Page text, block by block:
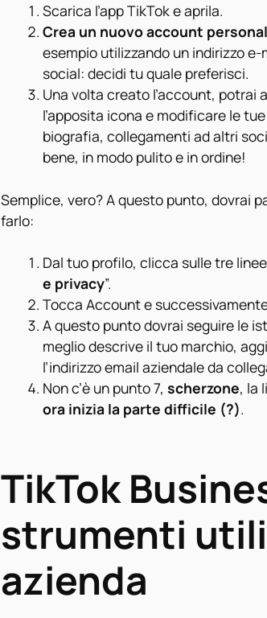
Scarica l’app TikTok e aprila.
Crea un nuovo account
esempio utilizzando un indirizzo
social: decidi tu quale preferisci.
Una volta creato l’account, potrai
l’apposita icona e modificare le
biografia, collegamenti ad altri
bene, in modo pulito e in ordine!
Semplice, vero? A questo punto, dovrai
farlo:
Dal tuo profilo, clicca sulle tre
e privacy”.
Tocca Account e
A questo punto dovrai seguire le
meglio descrive il tuo marchio,
l’indirizzo email aziendale da
Non c’è un punto 7,scherzone, la
ora inizia la parte difficile (?).
TikTok
strumenti
azienda